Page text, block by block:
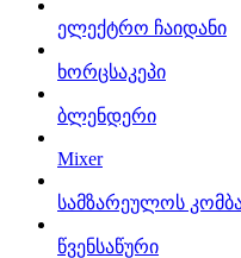
ელექტრო ჩაიდანი
ხორცსაკეპი
ბლენდერი
Mixer
სამზარეულოს
წვენსაწური